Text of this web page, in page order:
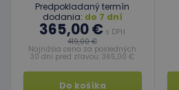
Predpokladaný termín
dodania: do 7 dní
365,00 € s DPH
419,00 €
Najnižšia cena za posledných
30 dní pred zľavou: 365,00 €
Do košíka